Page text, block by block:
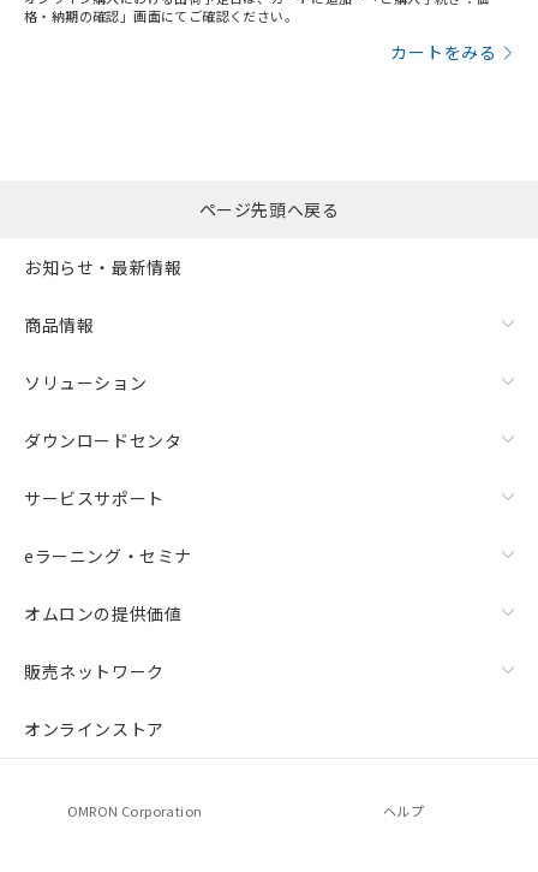
格・納期の確認」画面にてご確認ください。
カートをみる
ページ先頭へ戻る
お知らせ・最新情報
商品情報
ソリューション
ダウンロードセンタ
サービスサポート
eラーニング・セミナ
オムロンの提供価値
販売ネットワーク
オンラインストア
OMRON Corporation ヘルプ